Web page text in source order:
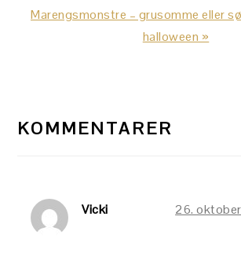
Next
Marengsmonstre – grusomme eller
halloween »
KOMMENTARER
Vicki 26.